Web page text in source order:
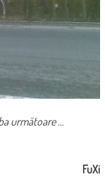
următoare …
FuXi